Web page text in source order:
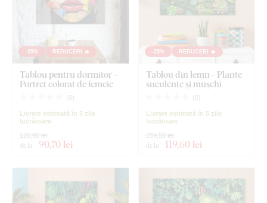
-25% REDUCERI 🔥
Tablou pentru dormitor -
Portret colorat de femeie
( 0)
Livrare estimată în 5 zile
lucrătoare
de la 90,70 lei
120,90 lei
-25% REDUCERI 🔥
Tablou din lemn - Plante
suculente și mușchi
( 0)
Livrare estimată în 5 zile
lucrătoare
de la 119,60 lei
159,50 lei